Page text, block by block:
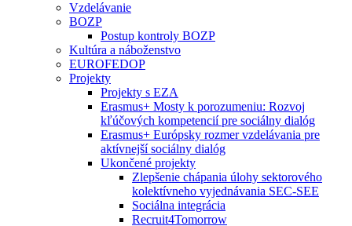
Vzdelávanie
BOZP
Postup kontroly BOZP
Kultúra a náboženstvo
EUROFEDOP
Projekty
Projekty s EZA
Erasmus+ Mosty k porozumeniu: Rozvoj
kľúčových kompetencií pre sociálny dialóg
Erasmus+ Európsky rozmer vzdelávania pre
aktívnejší sociálny dialóg
Ukončené projekty
Zlepšenie chápania úlohy sektorového
kolektívneho vyjednávania SEC-SEE
Sociálna integrácia
Recruit4Tomorrow